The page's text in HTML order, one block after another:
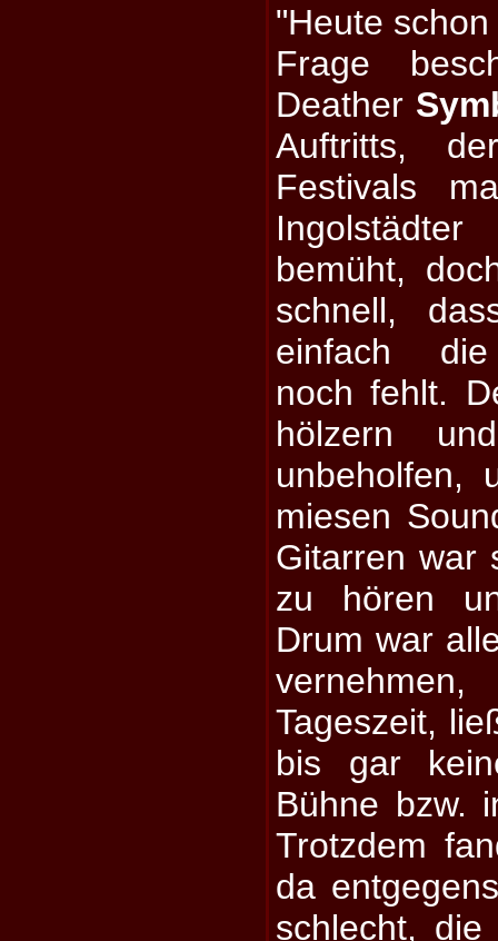
"Heute
Frage
Deather
Auftritts,
Festivals
bemüht,
schnell,
einfach die
noch fehlt.
hölzern
unbeholfen,
miesen
Gitarren war
zu hören
Drum war
Tageszeit,
bis gar
Bühne bzw.
Trotzdem
da
schlecht, die